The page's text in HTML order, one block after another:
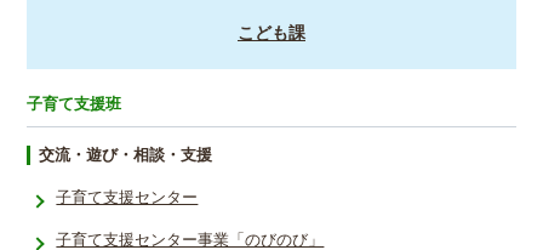
こども課
子育て支援班
交流・遊び・相談・支援
子育て支援センター
子育て支援­センター事­業「のびの­び」